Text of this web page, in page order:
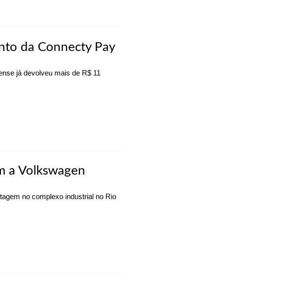
da Connecty Pay
já devolveu mais de R$ 11
a Volkswagen
no complexo industrial no Rio